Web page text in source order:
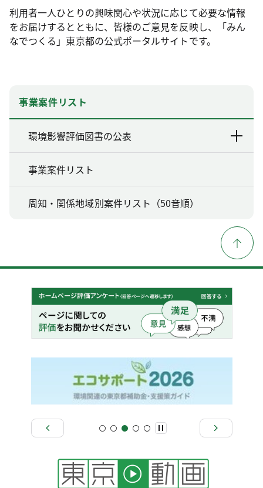
利用者一人ひとりの興味関心や状況に応じて必要な情報
をお届けするとともに、皆様のご意見を反映し、「みん
なでつくる」東京都の公式ポータルサイトです。
事業案件リスト
環境影響評価図書の公表
事業案件リスト
周知・関係地域別案件リスト（50音順）